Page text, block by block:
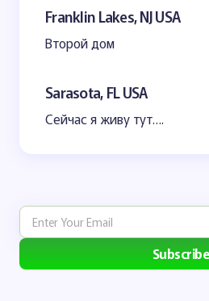
Franklin Lakes, NJ USA
Второй дом
Sarasota, FL USA
Сейчас я живу тут….
Subscribe